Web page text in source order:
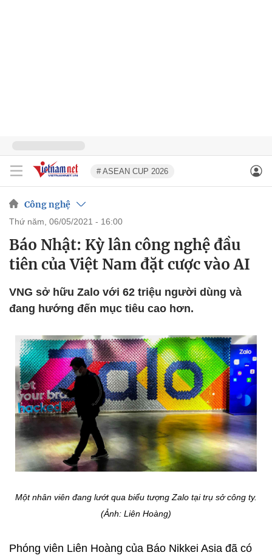
# ASEAN CUP 2026
Công nghệ
thứ năm, 06/05/2021 - 16:00
Báo Nhật: Kỳ lân công nghệ đầu
tiên của Việt Nam đặt cược vào AI
VNG sở hữu Zalo với 62 triệu người dùng và
đang hướng đến mục tiêu cao hơn.
Một nhân viên đang lướt qua biểu tượng Zalo tại trụ sở công ty.
(Ảnh: Liên Hoàng)
Phóng viên Liên Hoàng của Báo Nikkei Asia đã có